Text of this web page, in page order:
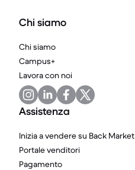
Chi siamo
Chi siamo
Campus+
Lavora con noi
Assistenza
Inizia a vendere su Back Market
Portale venditori
Pagamento